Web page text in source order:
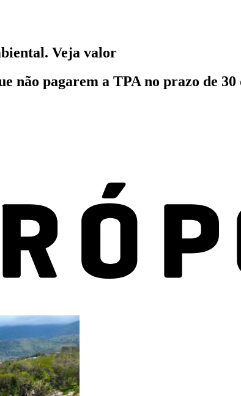
Veja valor
pagarem a TPA no prazo de 30